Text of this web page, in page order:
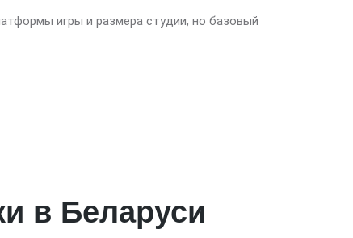
игры и размера студии, но базовый
в Беларуси